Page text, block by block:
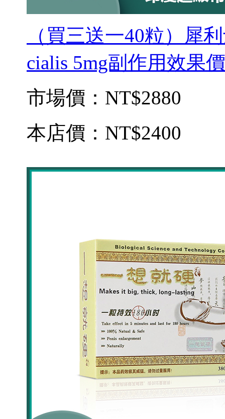
（買三送一40粒）犀
cialis 5mg副作用效果
市場價： NT$2880
本店價： NT$2400